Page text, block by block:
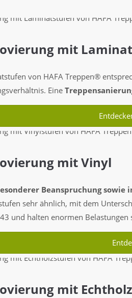
mit Laminat
von HAFA Treppen®
Eine
mit Vinyl
Beanspruchung sowie
sehr ähnlich, mit dem
und halten enormen Belastungen
mit